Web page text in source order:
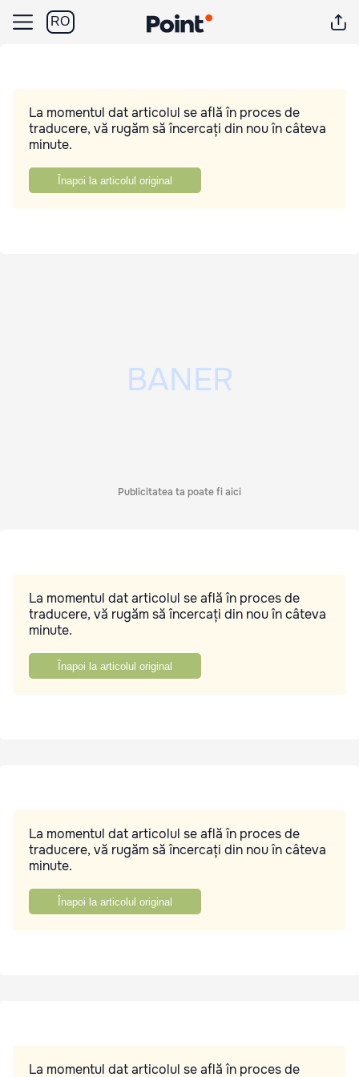
RO
La momentul dat articolul se află în proces de
traducere, vă rugăm să încercați din nou în câteva
minute.
Înapoi la articolul original
Publicitatea ta poate fi aici
La momentul dat articolul se află în proces de
traducere, vă rugăm să încercați din nou în câteva
minute.
Înapoi la articolul original
La momentul dat articolul se află în proces de
traducere, vă rugăm să încercați din nou în câteva
minute.
Înapoi la articolul original
La momentul dat articolul se află în proces de